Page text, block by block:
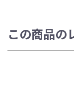
この商品の